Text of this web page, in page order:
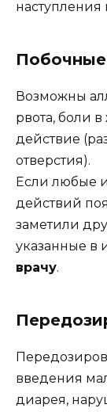
Возможны
рвота, боли
действие
отверстия).
Если любые
действий
заметили
указанные в
врачу.
введения
диарея,